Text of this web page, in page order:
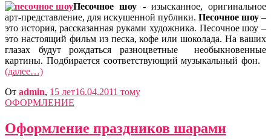
Песочное шоу - изысканное, оригинальное
арт-представление, для искушенной публики. Песочное шоу –
это история, рассказанная руками художника. Песочное шоу –
это настоящий фильм из песка, кофе или шоколада. На ваших
глазах будут рождаться разноцветные необыкновенные
картины. Подбирается соответствующий музыкальный фон.
(далее…)
От admin, 15 лет16.04.2011 тому
ОФОРМЛЕНИЕ
Оформление праздников шарами